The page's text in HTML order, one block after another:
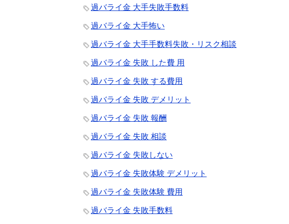
過バライ金 大手失敗手数料
過バライ金 大手怖い
過バライ金 大手手数料失敗・リスク相談
過バライ金 失敗 した費 用
過バライ金 失敗 する費用
過バライ金 失敗 デメリット
過バライ金 失敗 報酬
過バライ金 失敗 相談
過バライ金 失敗しない
過バライ金 失敗体験 デメリット
過バライ金 失敗体験 費用
過バライ金 失敗手数料